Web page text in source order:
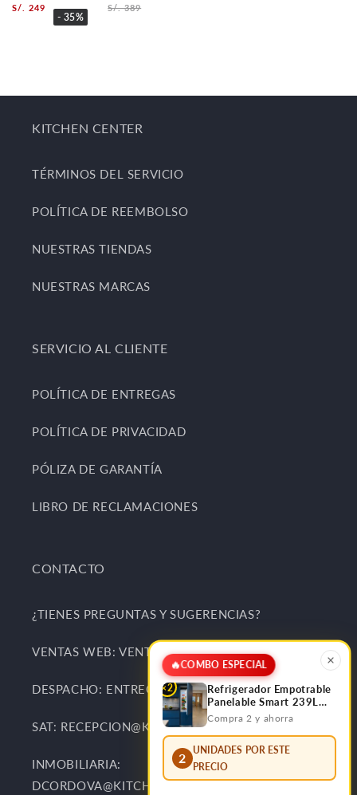
S/. 249
- 35%
S/. 389
KITCHEN CENTER
TÉRMINOS DEL SERVICIO
POLÍTICA DE REEMBOLSO
NUESTRAS TIENDAS
NUESTRAS MARCAS
SERVICIO AL CLIENTE
POLÍTICA DE ENTREGAS
POLÍTICA DE PRIVACIDAD
PÓLIZA DE GARANTÍA
LIBRO DE RECLAMACIONES
CONTACTO
¿TIENES PREGUNTAS Y SUGERENCIAS?
VENTAS WEB: VENTAS@KITCHENCENTER.PE
DESPACHO: ENTREGAS@KITCHENCENTER.PE
SAT: RECEPCION@KITCHENCENTER.PE
INMOBILIARIA:
DCORDOVA@KITCHENCENTER.PE
🔥COMBO ESPECIAL
×2
Refrigerador Empotrable
Panelable Smart 239L
Bottom Frezzer FDV
Compra 2 y ahorra
2
UNIDADES POR ESTE
PRECIO